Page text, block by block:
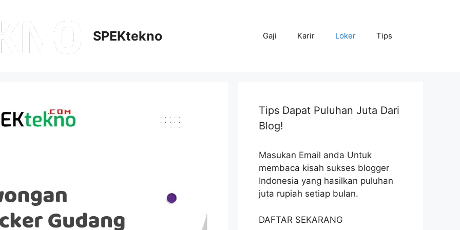
SPEKtekno Gaji Karir Loker Tips
Tips Dapat Puluhan Juta Dari
Blog!
Masukan Email anda Untuk
membaca kisah sukses blogger
Indonesia yang hasilkan puluhan
juta rupiah setiap bulan.
DAFTAR SEKARANG